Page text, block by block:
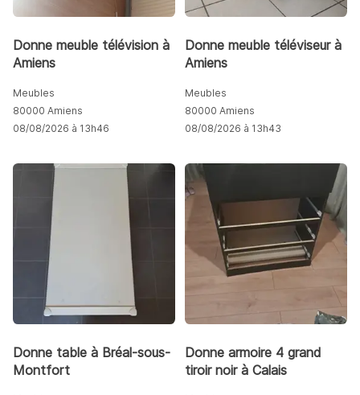
Donne meuble télévision à
Amiens
Meubles
80000 Amiens
08/08/2026 à 13h46
Donne meuble téléviseur à
Amiens
Meubles
80000 Amiens
08/08/2026 à 13h43
Donne table à Bréal-sous-
Montfort
Donne armoire 4 grand
tiroir noir à Calais